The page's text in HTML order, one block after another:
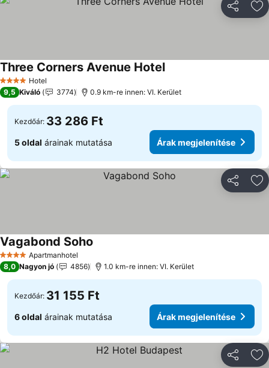
4 KategóriaHotel
Three Corners Avenue Hotel
9,5 Kiváló 3774 0.9 km-re innen: VI. Kerület
Kezdőár: 33 286 Ft
5 oldal árainak mutatása Árak megjelenítése
4 KategóriaApartmanhotel
Vagabond Soho
8,0 Nagyon jó 4856 1.0 km-re innen: VI. Kerület
Kezdőár: 31 155 Ft
6 oldal árainak mutatása Árak megjelenítése